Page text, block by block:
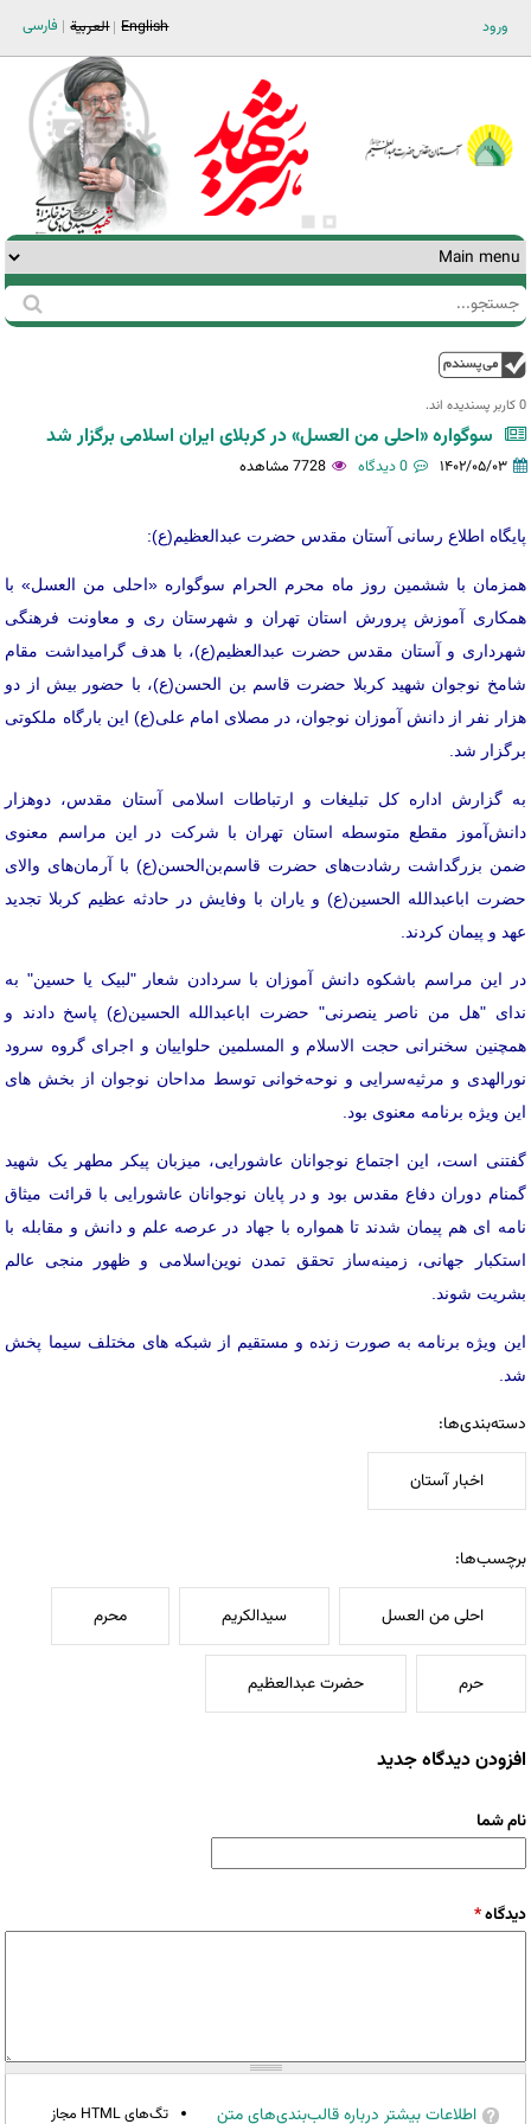
ورود فارسی العربية English
فرم
جستجو
جستجو
0 کاربر پسندیده اند.‎
سوگواره «احلی من العسل» در کربلای ایران اسلامی برگزار شد
۱۴۰۲/۰۵/۰۳ 0 دیدگاه 7728 مشاهده
پایگاه اطلاع رسانی آستان مقدس حضرت عبدالعظیم(ع):
همزمان با ششمین روز ماه محرم الحرام سوگواره «احلی من العسل» با
همکاری آموزش پرورش استان تهران و شهرستان ری و معاونت فرهنگی
شهرداری و آستان مقدس حضرت عبدالعظیم(ع)، با هدف گرامیداشت مقام
شامخ نوجوان شهید کربلا حضرت قاسم بن الحسن(ع)، با حضور بیش از دو
هزار نفر از دانش آموزان نوجوان، در مصلای امام علی(ع) این بارگاه ملکوتی
برگزار شد.
به گزارش اداره کل تبلیغات و ارتباطات اسلامی آستان مقدس، دوهزار
دانش‌آموز مقطع متوسطه استان تهران با شرکت در این مراسم معنوی
ضمن بزرگداشت رشادت‌های حضرت قاسم‌بن‌الحسن(ع) با آرمان‌های والای
حضرت اباعبدالله الحسین(ع) و یاران با وفایش در حادثه عظیم کربلا تجدید
عهد و پیمان کردند.
در این مراسم باشکوه دانش آموزان با سردادن شعار "لبیک یا حسین" به
ندای "هل من ناصر ینصرنی" حضرت اباعبدالله الحسین(ع) پاسخ دادند و
همچنین سخنرانی حجت الاسلام و المسلمین حلواییان و اجرای گروه سرود
نورالهدی و مرثیه‌سرایی و نوحه‌خوانی توسط مداحان نوجوان از بخش های
این ویژه برنامه معنوی بود.
گفتنی است، این اجتماع نوجوانان عاشورایی، میزبان پیکر مطهر یک شهید
گمنام دوران دفاع مقدس بود و در پایان نوجوانان عاشورایی با قرائت میثاق
نامه ای هم پیمان شدند تا همواره با جهاد در عرصه علم و دانش و مقابله با
استکبار جهانی، زمینه‌ساز تحقق تمدن نوین‌اسلامی و ظهور منجی عالم
بشریت شوند.
این ویژه برنامه به صورت زنده و مستقیم از شبکه های مختلف سیما پخش
شد.
دسته‌بندی‌ها:
اخبار آستان
برچسب‌ها:
احلی من العسل سیدالکریم محرم
حرم حضرت عبدالعظیم
افزودن دیدگاه جدید
نام شما
دیدگاه*
اطلاعات بیشتر درباره قالب‌بندی‌های متن تگ‌های HTML مجاز